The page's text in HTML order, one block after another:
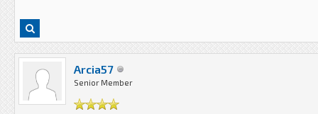
Arcia57
Senior Member